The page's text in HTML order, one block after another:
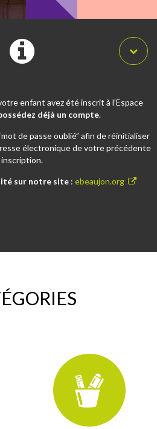
enfant avez été inscrit à l’Espace
déjà un compte.
de passe oublié” afin de réinitialiser
électronique de votre précédente
inscription.
sur notre site : ebeaujon.org